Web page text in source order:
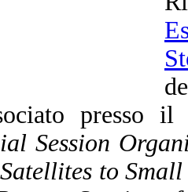
presso
Session
to